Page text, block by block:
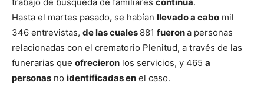
trabajo de búsqueda de familiares continúa.
Hasta el martes pasado, se habían llevado a cabo mil
346 entrevistas, de las cuales 881 fuerona personas
relacionadas con el crematorio Plenitud, a través de las
funerarias que ofrecieron los servicios, y 465 a
personas no identificadas en el caso.